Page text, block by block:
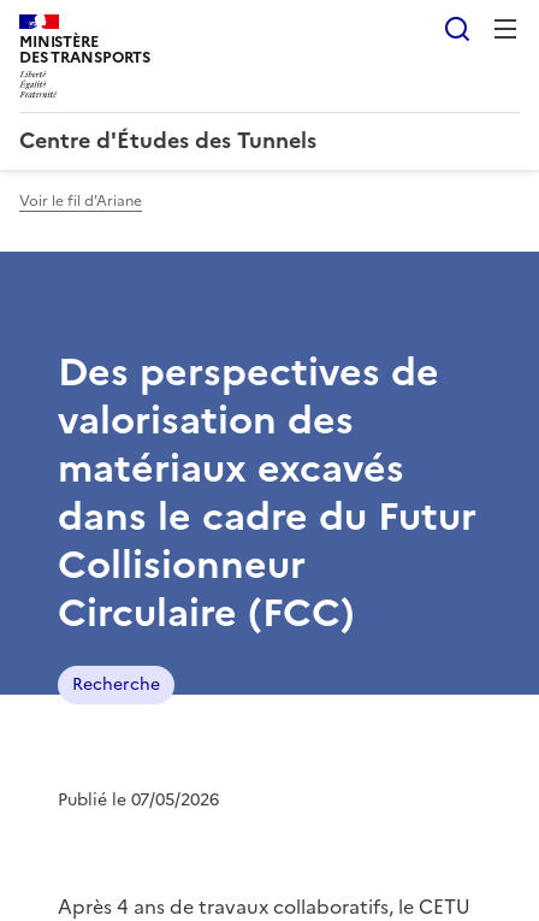
MINISTÈRE
DES TRANSPORTS
Centre d'Études des Tunnels
Voir le fil d'Ariane
Des perspectives de
valorisation des
matériaux excavés
dans le cadre du Futur
Collisionneur
Circulaire (FCC)
Recherche
Publié le 07/05/2026
Après 4 ans de travaux collaboratifs, le CETU